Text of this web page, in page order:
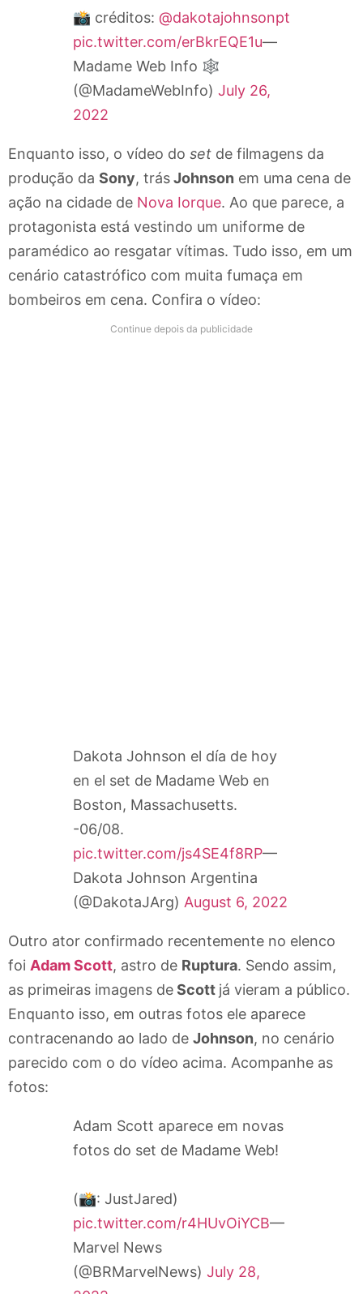
📸 créditos: @dakotajohnsonpt
pic.twitter.com/erBkrEQE1u—
Madame Web Info 🕸️
(@MadameWebInfo) July 26,
2022
Enquanto isso, o vídeo do set de filmagens da
produção da Sony, trásJohnson em uma cena de
ação na cidade de Nova Iorque. Ao que parece, a
protagonista está vestindo um uniforme de
paramédico ao resgatar vítimas. Tudo isso, em um
cenário catastrófico com muita fumaça em
bombeiros em cena. Confira o vídeo:
Continue depois da publicidade
Dakota Johnson el día de hoy
en el set de Madame Web en
Boston, Massachusetts.
-06/08.
pic.twitter.com/js4SE4f8RP—
Dakota Johnson Argentina
(@DakotaJArg) August 6, 2022
Outro ator confirmado recentemente no elenco
foi Adam Scott, astro de Ruptura. Sendo assim,
as primeiras imagens deScott já vieram a público.
Enquanto isso, em outras fotos ele aparece
contracenando ao lado de Johnson, no cenário
parecido com o do vídeo acima. Acompanhe as
fotos:
Adam Scott aparece em novas
fotos do set de Madame Web!
(📸: JustJared)
pic.twitter.com/r4HUvOiYCB—
Marvel News
(@BRMarvelNews) July 28,